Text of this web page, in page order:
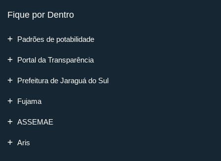
Fique por Dentro
Padrões de potabilidade
Portal da Transparência
Prefeitura de Jaraguá do Sul
Fujama
ASSEMAE
Aris